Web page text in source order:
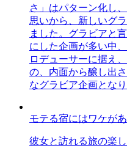
さ」はパターン化し
思いから、新しいグ
ました。グラビアと
にした企画が多い中
ロデューサーに据え
の、内面から醸し出
なグラビア企画となり
モテる宿にはワケが
彼女と訪れる旅の楽